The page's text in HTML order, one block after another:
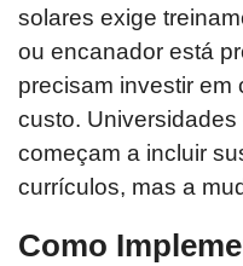
solares exige
ou encanador está
precisam investir em
custo.
começam a incluir
currículos, mas a
Como